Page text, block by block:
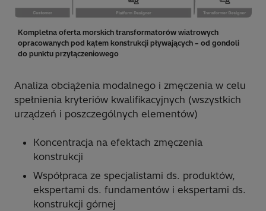
Kompletna oferta morskich transformatorów wiatrowych
opracowanych pod kątem konstrukcji pływających – od gondoli
do punktu przyłączeniowego
Analiza obciążenia modalnego i zmęczenia w celu
spełnienia kryteriów kwalifikacyjnych (wszystkich
urządzeń i poszczególnych elementów)
Koncentracja na efektach zmęczenia
konstrukcji
Współpraca ze specjalistami ds. produktów,
ekspertami ds. fundamentów i ekspertami ds.
konstrukcji górnej